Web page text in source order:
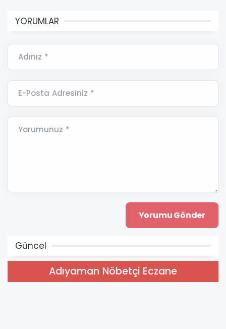
YORUMLAR
Adınız *
E-Posta Adresiniz *
Yorumunuz *
Güncel
Adıyaman Nöbetçi Eczane